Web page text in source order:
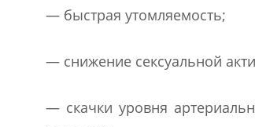
— быстрая утомляемость;
— снижение сексуальной
— скачки уровня